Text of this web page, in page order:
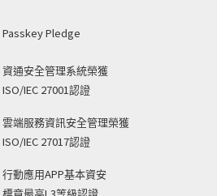
Passkey Pledge
資通安全管理系統榮獲
ISO/IEC 27001認證
雲端服務資訊安全管理榮獲
ISO/IEC 27017認證
行動應用APP基本資安